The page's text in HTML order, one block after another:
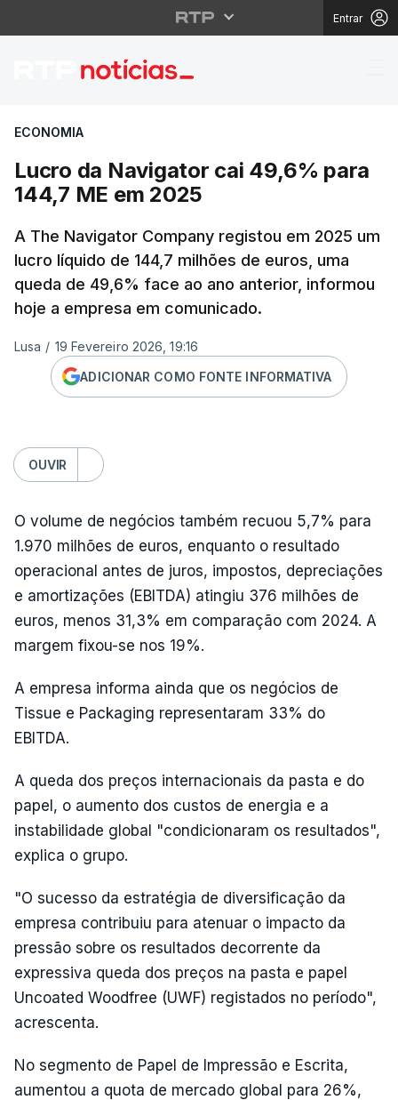
Entrar
Lucro da Navigator
ECONOMIA
Lucro da Navigator cai 49,6% para
144,7 ME em 2025
A The Navigator Company registou em 2025 um
lucro líquido de 144,7 milhões de euros, uma
queda de 49,6% face ao ano anterior, informou
hoje a empresa em comunicado.
Lusa / 19 Fevereiro 2026, 19:16
ADICIONAR COMO FONTE INFORMATIVA
OUVIR
O volume de negócios também recuou 5,7% para
1.970 milhões de euros, enquanto o resultado
operacional antes de juros, impostos, depreciações
e amortizações (EBITDA) atingiu 376 milhões de
euros, menos 31,3% em comparação com 2024. A
margem fixou-se nos 19%.
A empresa informa ainda que os negócios de
Tissue e Packaging representaram 33% do
EBITDA.
A queda dos preços internacionais da pasta e do
papel, o aumento dos custos de energia e a
instabilidade global "condicionaram os resultados",
explica o grupo.
"O sucesso da estratégia de diversificação da
empresa contribuiu para atenuar o impacto da
pressão sobre os resultados decorrente da
expressiva queda dos preços na pasta e papel
Uncoated Woodfree (UWF) registados no período",
acrescenta.
No segmento de Papel de Impressão e Escrita,
aumentou a quota de mercado global para 26%,